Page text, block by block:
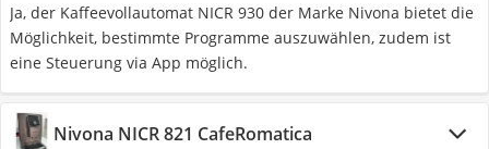
Ja, der Kaffeevollautomat NICR 930 der Marke Nivona bietet die
Möglichkeit, bestimmte Programme auszuwählen, zudem ist
eine Steuerung via App möglich.
Nivona NICR 821 CafeRomatica